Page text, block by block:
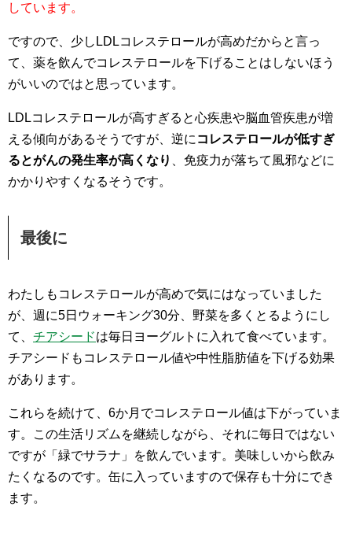
しています。
ですので、少しLDLコレステロールが高めだからと言っ
て、薬を飲んでコレステロールを下げることはしないほう
がいいのではと思っています。
LDLコレステロールが高すぎると心疾患や脳血管疾患が増
える傾向があるそうですが、逆に コレステロールが低すぎ
るとがんの発生率が高くなり
、免疫力が落ちて風邪などに
かかりやすくなるそうです。
最後に
わたしもコレステロールが高めで気にはなっていました
が、週に5日ウォーキング30分、野菜を多くとるようにし
て、 チアシードは毎日ヨーグルトに入れて食べています。
チアシードもコレステロール値や中性脂肪値を下げる効果
があります。
これらを続けて、6か月でコレステロール値は下がっていま
す。この生活リズムを継続しながら、それに毎日ではない
ですが「緑でサラナ」を飲んでいます。美味しいから飲み
たくなるのです。缶に入っていますので保存も十分にでき
ます。